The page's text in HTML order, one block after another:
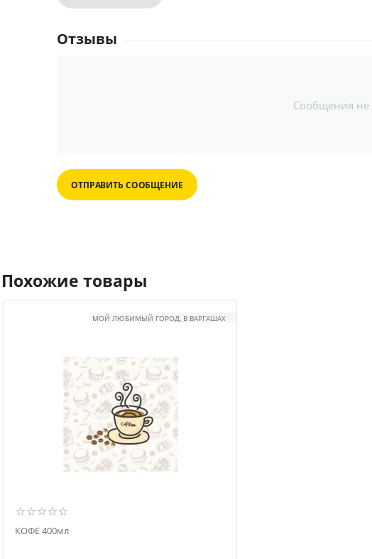
Отзывы
Сообщения
ОТПРАВИТЬ СООБЩЕНИЕ
Похожие товары
МОЙ ЛЮБИМЫЙ ГОРОД, В ВАРГАШАХ
КОФЕ 400мл